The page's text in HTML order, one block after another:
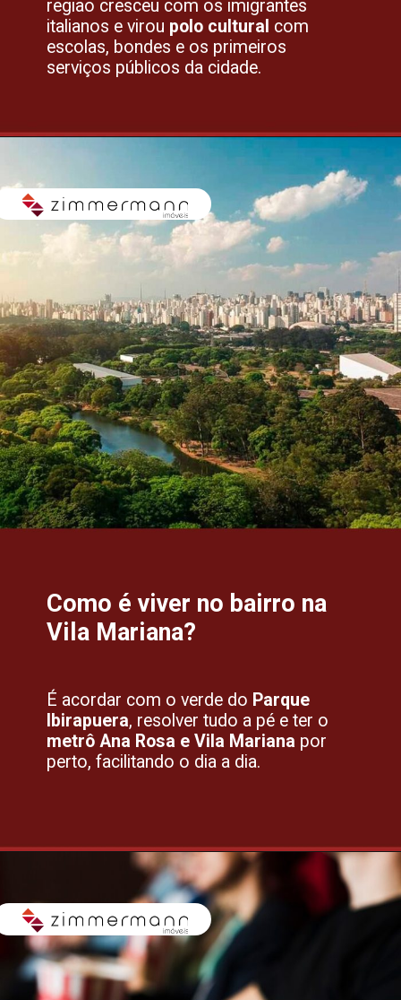
região cresceu com os imigrantes
italianos e virou polo cultural com
escolas, bondes e os primeiros
serviços públicos da cidade.
Como é viver no bairro na
Vila Mariana?
É acordar com o verde do Parque
Ibirapuera, resolver tudo a pé e ter o
metrô Ana Rosa e Vila Mariana por
perto, facilitando o dia a dia.